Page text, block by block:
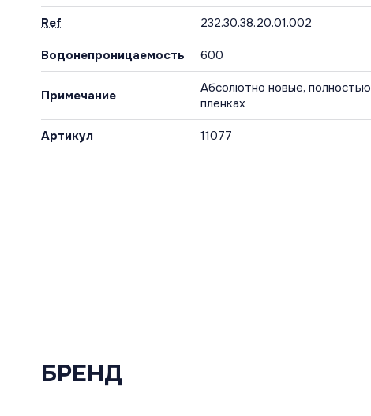
Ref 232.30.38.20.01.002
Водонепроницаемость 600
Примечание
Абсолютно новые,
пленках
Артикул 11077
БРЕНД